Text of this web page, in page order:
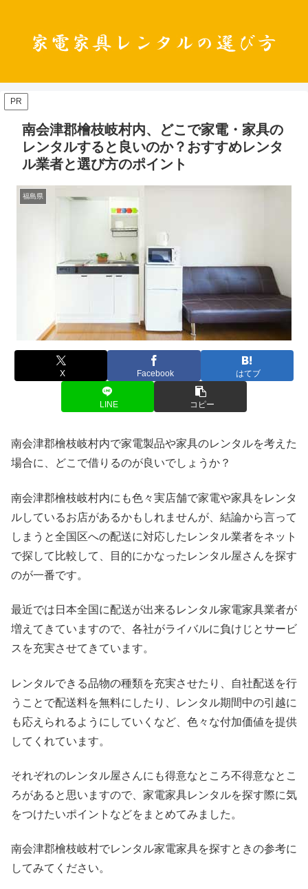
PR
南会津郡檜枝岐村内、どこで家電・家具の
レンタルすると良いのか？おすすめレンタ
ル業者と選び方のポイント
福島県
X Facebook はてブ
LINE コピー
南会津郡檜枝岐村内で家電製品や家具のレンタルを考えた
場合に、どこで借りるのが良いでしょうか？
南会津郡檜枝岐村内にも色々実店舗で家電や家具をレンタ
ルしているお店があるかもしれませんが、結論から言って
しまうと全国区への配送に対応したレンタル業者をネット
で探して比較して、目的にかなったレンタル屋さんを探す
のが一番です。
最近では日本全国に配送が出来るレンタル家電家具業者が
増えてきていますので、各社がライバルに負けじとサービ
スを充実させてきています。
レンタルできる品物の種類を充実させたり、自社配送を行
うことで配送料を無料にしたり、レンタル期間中の引越に
も応えられるようにしていくなど、色々な付加価値を提供
してくれています。
それぞれのレンタル屋さんにも得意なところ不得意なとこ
ろがあると思いますので、家電家具レンタルを探す際に気
をつけたいポイントなどをまとめてみました。
南会津郡檜枝岐村でレンタル家電家具を探すときの参考に
してみてください。